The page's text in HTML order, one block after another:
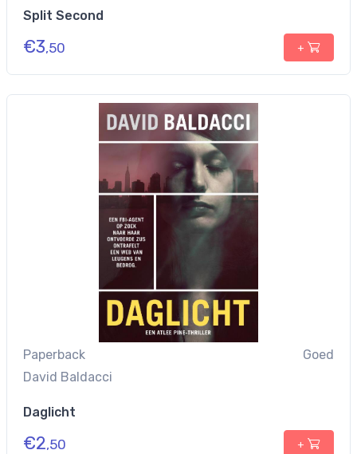
Split Second
€3,50 +
Paperback
Goed
David Baldacci
Daglicht
€2,50 +